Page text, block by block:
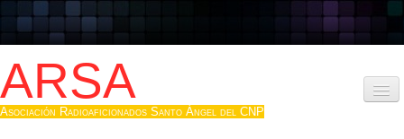
ARSA
Asociación Radioaficionados Santo Ángel del CNP